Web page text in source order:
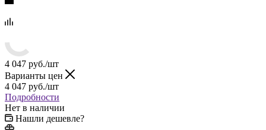
4 047 руб./шт
Варианты цен
4 047 руб./шт
Подробности
Нет в наличии
Нашли дешевле?